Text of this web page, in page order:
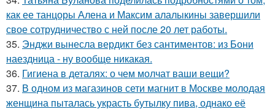
как ее танцоры Алена и Максим алалыкины завершили
свое сотрудничество с ней после 20 лет работы.
35. Энджи вынесла вердикт без сантиментов: из Бони
наездница - ну вообще никакая.
36. Гигиена в деталях: о чем молчат ваши вещи?
37. В одном из магазинов сети магнит в Москве молодая
женщина пыталась украсть бутылку пива, однако её